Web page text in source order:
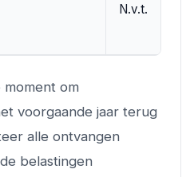
N.v.t.
moment om
voorgaande jaar terug
alle ontvangen
belastingen